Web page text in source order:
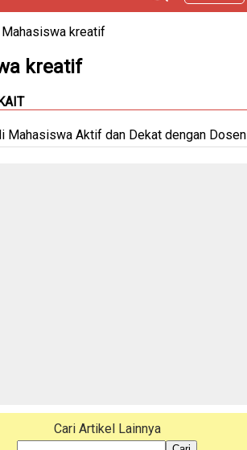
Mahasiswa kreatif
kreatif
Mahasiswa Aktif dan Dekat dengan Dosen
Cari Artikel Lainnya